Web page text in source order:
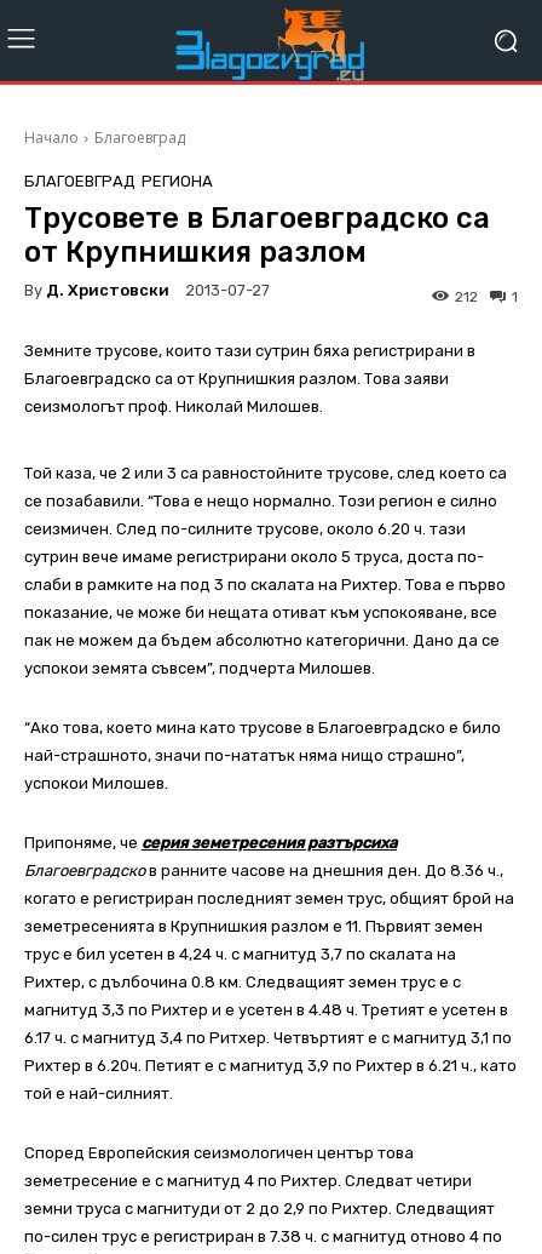
Начало Благоевград
БЛАГОЕВГРАД РЕГИОНА
Трусовете в Благоевградско са
от Крупнишкия разлом
By Д. Христовски 2013-07-27 1
212
Земните трусове, които тази сутрин бяха регистрирани в
Благоевградско са от Крупнишкия разлом. Това заяви
сеизмологът проф. Николай Милошев.
Той каза, че 2 или 3 са равностойните трусове, след което са
се позабавили. “Това е нещо нормално. Този регион е силно
сеизмичен. След по-силните трусове, около 6.20 ч. тази
сутрин вече имаме регистрирани около 5 труса, доста по-
слаби в рамките на под 3 по скалата на Рихтер. Това е първо
показание, че може би нещата отиват към успокояване, все
пак не можем да бъдем абсолютно категорични. Дано да се
успокои земята съвсем”, подчерта Милошев.
“Ако това, което мина като трусове в Благоевградско е било
най-страшното, значи по-нататък няма нищо страшно”,
успокои Милошев.
Припоняме, че серия земетресения разтърсиха
Благоевградсков ранните часове на днешния ден. До 8.36 ч.,
когато е регистриран последният земен трус, общият брой на
земетресенията в Крупнишкия разлом е 11. Първият земен
трус е бил усетен в 4,24 ч. с магнитуд 3,7 по скалата на
Рихтер, с дълбочина 0.8 км. Следващият земен трус е с
магнитуд 3,3 по Рихтер и е усетен в 4.48 ч. Третият е усетен в
6.17 ч. с магнитуд 3,4 по Ритхер. Четвъртият е с магнитуд 3,1 по
Рихтер в 6.20ч. Петият е с магнитуд 3,9 по Рихтер в 6.21 ч., като
той е най-силният.
Според Европейския сеизмологичен център това
земетресение е с магнитуд 4 по Рихтер. Следват четири
земни труса с магнитуди от 2 до 2,9 по Рихтер. Следващият
по-силен трус е регистриран в 7.38 ч. с магнитуд отново 4 по